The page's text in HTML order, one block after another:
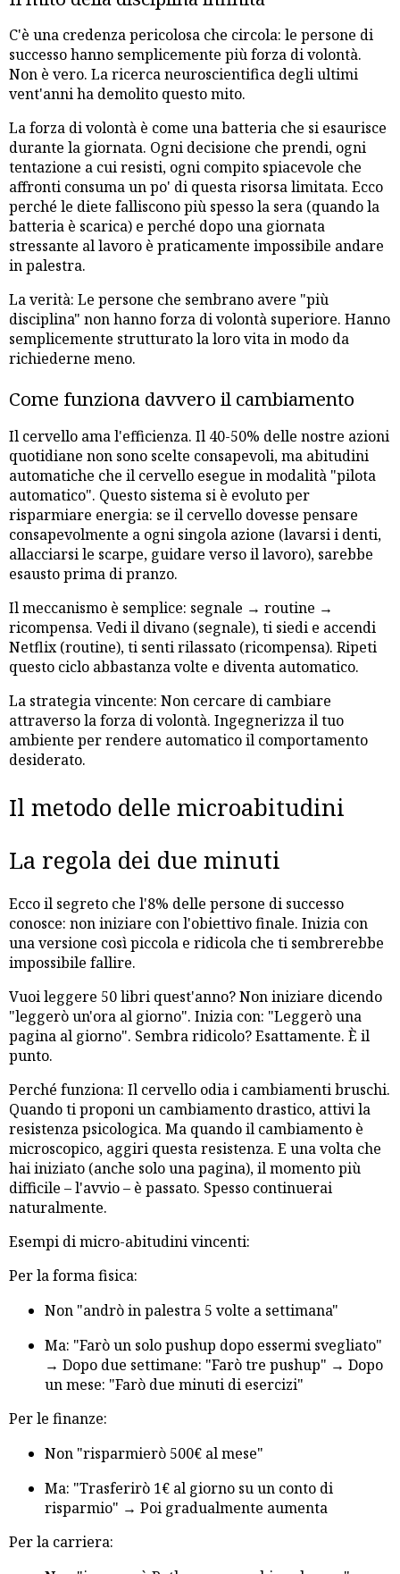
C'è una credenza pericolosa che circola: le persone di
successo hanno semplicemente più forza di volontà.
Non è vero. La ricerca neuroscientifica degli ultimi
vent'anni ha demolito questo mito.
La forza di volontà è come una batteria che si esaurisce
durante la giornata. Ogni decisione che prendi, ogni
tentazione a cui resisti, ogni compito spiacevole che
affronti consuma un po' di questa risorsa limitata. Ecco
perché le diete falliscono più spesso la sera (quando la
batteria è scarica) e perché dopo una giornata
stressante al lavoro è praticamente impossibile andare
in palestra.
La verità: Le persone che sembrano avere "più
disciplina" non hanno forza di volontà superiore. Hanno
semplicemente strutturato la loro vita in modo da
richiederne meno.
Come funziona davvero il cambiamento
Il cervello ama l'efficienza. Il 40-50% delle nostre azioni
quotidiane non sono scelte consapevoli, ma abitudini
automatiche che il cervello esegue in modalità "pilota
automatico". Questo sistema si è evoluto per
risparmiare energia: se il cervello dovesse pensare
consapevolmente a ogni singola azione (lavarsi i denti,
allacciarsi le scarpe, guidare verso il lavoro), sarebbe
esausto prima di pranzo.
Il meccanismo è semplice: segnale → routine →
ricompensa. Vedi il divano (segnale), ti siedi e accendi
Netflix (routine), ti senti rilassato (ricompensa). Ripeti
questo ciclo abbastanza volte e diventa automatico.
La strategia vincente: Non cercare di cambiare
attraverso la forza di volontà. Ingegnerizza il tuo
ambiente per rendere automatico il comportamento
desiderato.
Il metodo delle microabitudini
La regola dei due minuti
Ecco il segreto che l'8% delle persone di successo
conosce: non iniziare con l'obiettivo finale. Inizia con
una versione così piccola e ridicola che ti sembrerebbe
impossibile fallire.
Vuoi leggere 50 libri quest'anno? Non iniziare dicendo
"leggerò un'ora al giorno". Inizia con: "Leggerò una
pagina al giorno". Sembra ridicolo? Esattamente. È il
punto.
Perché funziona: Il cervello odia i cambiamenti bruschi.
Quando ti proponi un cambiamento drastico, attivi la
resistenza psicologica. Ma quando il cambiamento è
microscopico, aggiri questa resistenza. E una volta che
hai iniziato (anche solo una pagina), il momento più
difficile – l'avvio – è passato. Spesso continuerai
naturalmente.
Esempi di micro-abitudini vincenti:
Per la forma fisica:
Non "andrò in palestra 5 volte a settimana"
Ma: "Farò un solo pushup dopo essermi svegliato"
→ Dopo due settimane: "Farò tre pushup" → Dopo
un mese: "Farò due minuti di esercizi"
Per le finanze:
Non "risparmierò 500€ al mese"
Ma: "Trasferirò 1€ al giorno su un conto di
risparmio" → Poi gradualmente aumenta
Per la carriera: